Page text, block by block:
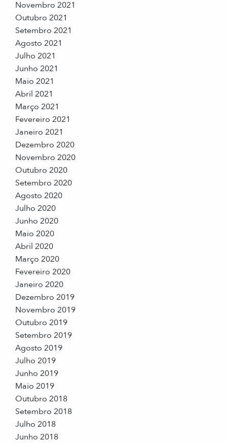
Novembro 2021
Outubro 2021
Setembro 2021
Agosto 2021
Julho 2021
Junho 2021
Maio 2021
Abril 2021
Março 2021
Fevereiro 2021
Janeiro 2021
Dezembro 2020
Novembro 2020
Outubro 2020
Setembro 2020
Agosto 2020
Julho 2020
Junho 2020
Maio 2020
Abril 2020
Março 2020
Fevereiro 2020
Janeiro 2020
Dezembro 2019
Novembro 2019
Outubro 2019
Setembro 2019
Agosto 2019
Julho 2019
Junho 2019
Maio 2019
Outubro 2018
Setembro 2018
Julho 2018
Junho 2018